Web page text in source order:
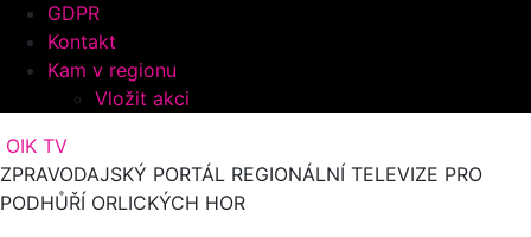
GDPR
Kontakt
Kam v regionu
Vložit akci
OIK TV
ZPRAVODAJSKÝ PORTÁL REGIONÁLNÍ TELEVIZE PRO
PODHŮŘÍ ORLICKÝCH HOR